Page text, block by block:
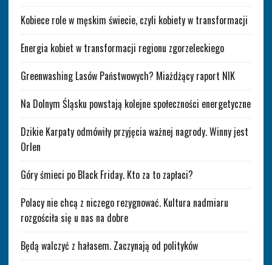
Kobiece role w męskim świecie, czyli kobiety w transformacji
Energia kobiet w transformacji regionu zgorzeleckiego
Greenwashing Lasów Państwowych? Miażdżący raport NIK
Na Dolnym Śląsku powstają kolejne społeczności energetyczne
Dzikie Karpaty odmówiły przyjęcia ważnej nagrody. Winny jest
Orlen
Góry śmieci po Black Friday. Kto za to zapłaci?
Polacy nie chcą z niczego rezygnować. Kultura nadmiaru
rozgościła się u nas na dobre
Będą walczyć z hałasem. Zaczynają od polityków